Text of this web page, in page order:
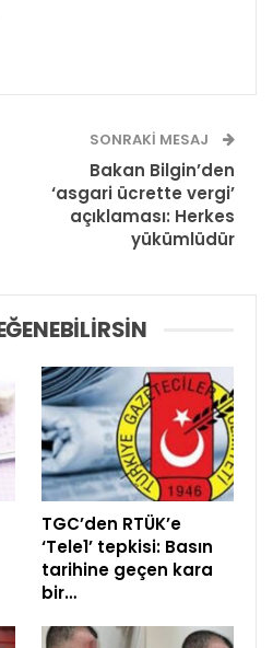
SONRAKI MESAJ
Bakan Bilgin’den
‘asgari ücrette vergi’
açıklaması: Herkes
yükümlüdür
TGC’den RTÜK’e
‘Tele1’ tepkisi: Basın
tarihine geçen kara
bir…